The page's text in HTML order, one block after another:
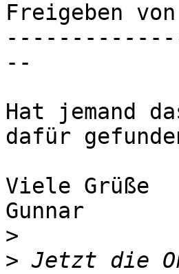
Freigeben
--
Hat jemand
dafür
Viele Grüße
Gunnar
>
> Jetzt die